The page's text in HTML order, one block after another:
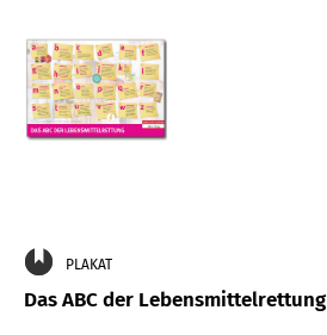
PLAKAT
Das ABC der Lebensmittelrettung